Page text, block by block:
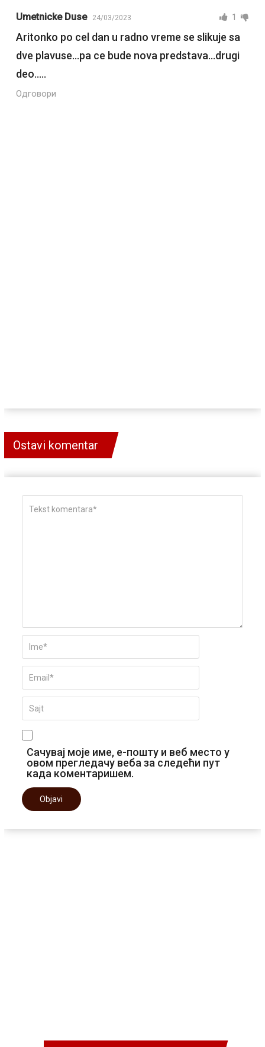
Umetnicke Duse 24/03/2023 1
Aritonko po cel dan u radno vreme se slikuje sa
dve plavuse…pa ce bude nova predstava…drugi
deo…..
Одговори
Ostavi komentar
Сачувај моје име, е-пошту и веб место у
овом прегледачу веба за следећи пут
када коментаришем.